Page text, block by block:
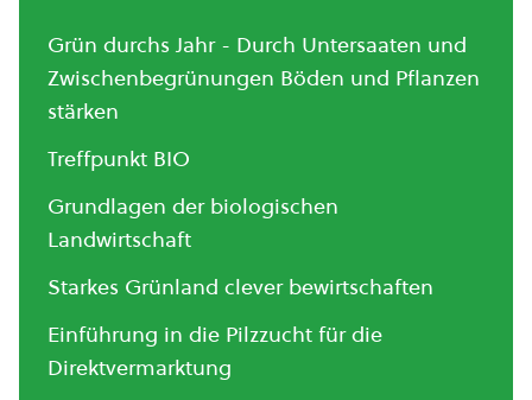
Grün durchs Jahr - Durch Untersaaten und
Zwischenbegrünungen Böden und Pflanzen
stärken
Treffpunkt BIO
Grundlagen der biologischen
Landwirtschaft
Starkes Grünland clever bewirtschaften
Einführung in die Pilzzucht für die
Direktvermarktung